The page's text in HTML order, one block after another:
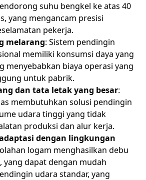
suhu bengkel ke atas 40
yang mengancam presisi
pekerja.
melarang: Sistem pendingin
memiliki konsumsi daya yang
menyebabkan biaya operasi yang
untuk pabrik.
dan tata letak yang besar:
membutuhkan solusi pendingin
udara tinggi yang tidak
produksi dan alur kerja.
dengan lingkungan
logam menghasilkan debu
yang dapat dengan mudah
udara standar, yang